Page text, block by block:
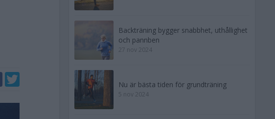
Backträning bygger snabbhet, uthållighet
och pannben
27 nov 2024
Nu är bästa tiden för grundträning
5 nov 2024